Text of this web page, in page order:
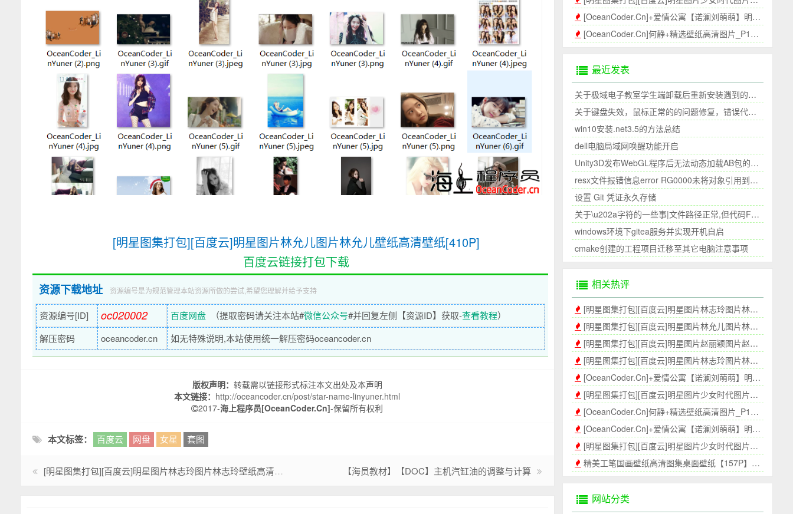
[明星图集打包][百度云]明星图片林允儿图片林允儿壁纸高清壁纸[410P]
百度云链接打包下载
资源下载地址资源编号是为规范管理本站资源所做的尝试,希望您理解并给予支持
资源编号[ID] oc020002 百度网盘（提取密码请关注本站#微信公众号#并回复左侧【资源ID】获取-查看教程）
解压密码
oceancoder.cn 如无特殊说明,本站使用统一解压密码oceancoder.cn
版权声明： 转载需以链接形式标注本文出处及本声明
本文链接： http://oceancoder.cn/post/star-name-linyuner.html
2017-海上程序员[OceanCoder.Cn]-保留所有权利
本文标签： 百度云 网盘 女星 套图
[明星图集打包][百度云]明星图片林志玲图片林志玲壁纸高清壁纸_P2[345P] 【海员教材】【DOC】主机汽缸油的调整与计算
[OceanCoder.Cn]+爱情公寓【诺澜刘萌萌】明星图集[304P]_P1
[OceanCoder.Cn]何静+精选壁纸高清图片_P1[400P]
最近发表
关于极域电子教室学生端卸载后重新安装遇到的问题
关于键盘失效，鼠标正常的的问题修复，错误代码39
win10安装.net3.5的方法总结
dell电脑局域网唤醒功能开启
Unity3D发布WebGL程序后无法动态加载AB包的问题
resx文件报错信息error RG0000未将对象引用到设置的实例||未能加载文件或程序集
设置 Git 凭证永久存储
关于\u202a字符的一些事|文件路径正常,但代码File.Exists显示文件不存在|复制的文件路径和手写的路径不一致
windows环境下gitea服务并实现开机自启
cmake创建的工程项目迁移至其它电脑注意事项
相关热评
[明星图集打包][百度云]明星图片林志玲图片林志玲壁纸高清壁纸_P2[345P]
[明星图集打包][百度云]明星图片林允儿图片林允儿壁纸高清壁纸[410P]
[明星图集打包][百度云]明星图片赵丽颖图片赵丽颖壁纸高清壁纸[314P]
[明星图集打包][百度云]明星图片林志玲图片林志玲壁纸高清壁纸[300P]
[OceanCoder.Cn]+爱情公寓【诺澜刘萌萌】明星图集[304P]_P1
[明星图集打包][百度云]明星图片少女时代图片少年时代壁纸高清壁纸P1[300P]
[OceanCoder.Cn]何静+精选壁纸高清图片_P1[400P]
[OceanCoder.Cn]+爱情公寓【诺澜刘萌萌】明星图集[388P]_P2
[明星图集打包][百度云]明星图片少女时代图片少年时代壁纸高清壁纸P2[350P]
精美工笔国画壁纸高清图集桌面壁纸【157P】-海上程序员[OceanCoder.Cn]
网站分类